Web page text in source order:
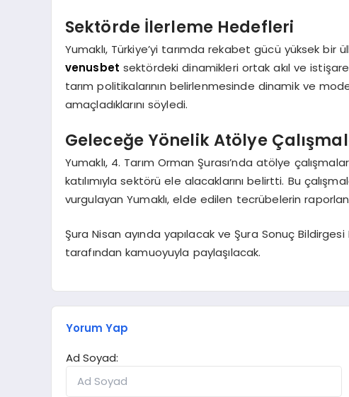
Sektörde İlerleme Hedefleri
Yumaklı, Türkiye’yi tarımda rekabet gücü yüksek
venusbet sektördeki dinamikleri ortak akıl ve
tarım politikalarının belirlenmesinde dinamik ve
amaçladıklarını söyledi.
Geleceğe Yönelik Atölye
Yumaklı, 4. Tarım Orman Şurası’nda atölye
katılımıyla sektörü ele alacaklarını belirtti. Bu
vurgulayan Yumaklı, elde edilen tecrübelerin
Şura Nisan ayında yapılacak ve Şura Sonuç
tarafından kamuoyuyla paylaşılacak.
Yorum Yap
Ad Soyad: